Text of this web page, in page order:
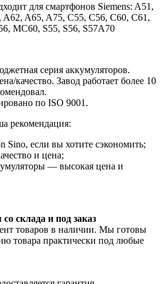
для смартфонов Siemens: A51,
A65, A75, C55, C56, C60, C61,
MC60, S55, S56, S57A70
серия аккумуляторов.
качество. Завод работает более 10
по ISO 9001.
рекомендация:
Sino, если вы хотите сэкономить;
и цена;
— высокая цена и
склада и под заказ
товаров в наличии. Мы готовы
товара практически под любые